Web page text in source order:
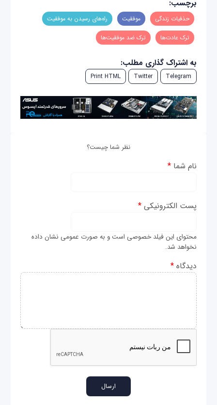
برچسب:
حذفیات زندگی موفقیت راه‌های رسیدن به موفقیت
ترک عادت‌ها ترک ضد موفقیت‌ها
به اشتراک گذاری مطلب:
Telegram
Twitter
Print HTML
نظر شما چیست؟
نام شما*
پست الکترونیکی*
محتوای این فیلد خصوصی است و به صورت عمومی نشان داده
نخواهد شد.
دیدگاه*